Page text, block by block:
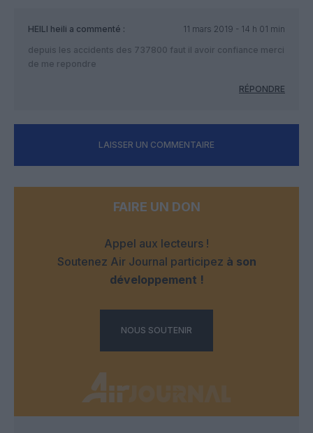
HEILI heili a commenté :
11 mars 2019 - 14 h 01 min
depuis les accidents des 737800 faut il avoir confiance merci
de me repondre
RÉPONDRE
LAISSER UN COMMENTAIRE
FAIRE UN DON
Appel aux lecteurs !
Soutenez Air Journal participez à son
développement !
NOUS SOUTENIR